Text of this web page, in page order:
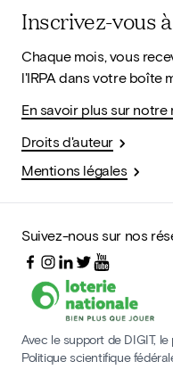
Inscrivez-vous
Chaque mois, vous
l'IRPA dans votre boîte
En savoir plus sur notre
Droits d'auteur
Mentions légales
Suivez-nous sur nos
Avec le support de DIGIT,
Politique scientifique